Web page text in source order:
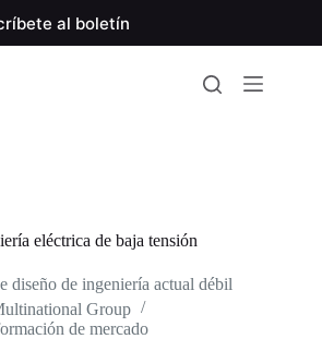
al boletín
eléctrica de baja tensión
diseño de ingeniería actual débil
Group
de mercado